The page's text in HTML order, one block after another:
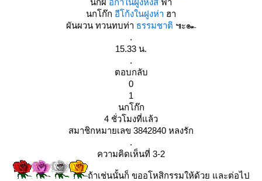
นกโก๊ก อีโก้งในฝูงห่า ฮา
ผันผวน ทวนทบท่า ธรรมชาติ ๚ะ๛
.
15.33 น.
.
ตอบกลับ
0
1
นกโก๊ก
4 ชั่วโมงที่แล้ว
สมาชิกหมายเลข 3842840 หลงรัก
.
ความคิดเห็นที่ 3-2
ถ้าเช่นนั้นก็ ขออโหสิกรรมให้ด้วย และต่อไป